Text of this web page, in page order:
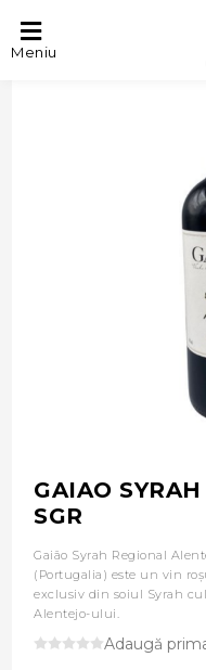
Meniu- 25%
GAIAO
SGR
Gaião Syrah Regional
(Portugalia) este un vin
exclusiv din soiul Syrah
Alentejo-ului.
Adaugă